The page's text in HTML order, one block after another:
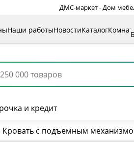
ДМС-маркет - Дом
Наши работыНовостиКаталог
и кредит
Кровать с подъемным